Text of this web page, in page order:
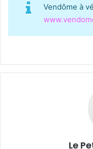
Vendôme à
Le